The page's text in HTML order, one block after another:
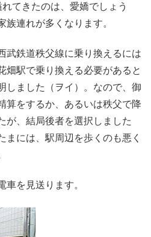
てきたのは、愛嬌でしょう
族連れが多くなります。
武鉄道秩父線に乗り換えるには
畑駅で乗り換える必要があると
しました（ヲイ）。なので、御
算をするか、あるいは秩父で降
が、結局後者を選択しました
まには、駅周辺を歩くのも悪く
車を見送ります。